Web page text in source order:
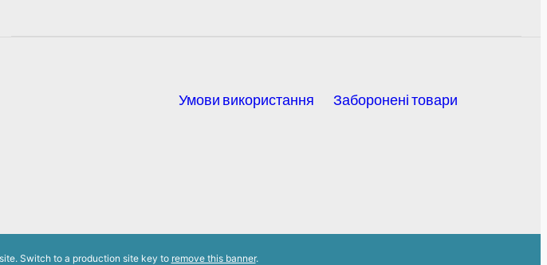
Умови використання Заборонені товари
Switch to a production site key to remove this banner.